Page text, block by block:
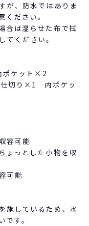
が、防水ではありま
ください。
合は湿らせた布で拭
てください。
ポケット×2
仕切り×1 内ポケッ
容可能
ょっとした小物を収
可能
施しているため、水
す。